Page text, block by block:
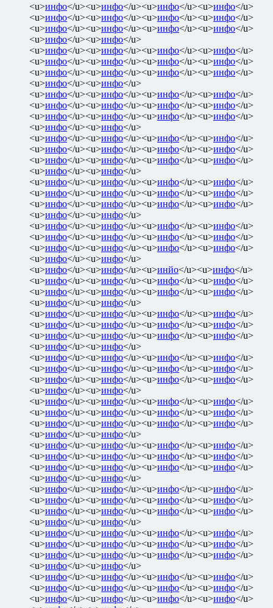
<u>инфо</u><u>инфо</u><u>инфо</u><u>инфо</u>
<u>инфо</u><u>инфо</u><u>инфо</u><u>инфо</u>
<u>инфо</u><u>инфо</u><u>инфо</u><u>инфо</u>
<u>инфо</u><u>инфо</u>
<u>инфо</u><u>инфо</u><u>инфо</u><u>инфо</u>
<u>инфо</u><u>инфо</u><u>инфо</u><u>инфо</u>
<u>инфо</u><u>инфо</u><u>инфо</u><u>инфо</u>
<u>инфо</u><u>инфо</u>
<u>инфо</u><u>инфо</u><u>инфо</u><u>инфо</u>
<u>инфо</u><u>инфо</u><u>инфо</u><u>инфо</u>
<u>инфо</u><u>инфо</u><u>инфо</u><u>инфо</u>
<u>инфо</u><u>инфо</u>
<u>инфо</u><u>инфо</u><u>инфо</u><u>инфо</u>
<u>инфо</u><u>инфо</u><u>инфо</u><u>инфо</u>
<u>инфо</u><u>инфо</u><u>инфо</u><u>инфо</u>
<u>инфо</u><u>инфо</u>
<u>инфо</u><u>инфо</u><u>инфо</u><u>инфо</u>
<u>инфо</u><u>инфо</u><u>инфо</u><u>инфо</u>
<u>инфо</u><u>инфо</u><u>инфо</u><u>инфо</u>
<u>инфо</u><u>инфо</u>
<u>инфо</u><u>инфо</u><u>инфо</u><u>инфо</u>
<u>инфо</u><u>инфо</u><u>инфо</u><u>инфо</u>
<u>инфо</u><u>инфо</u><u>инфо</u><u>инфо</u>
<u>инфо</u><u>инфо</u>
<u>инфо</u><u>инфо</u><u>инйо</u><u>инфо</u>
<u>инфо</u><u>инфо</u><u>инфо</u><u>инфо</u>
<u>инфо</u><u>инфо</u><u>инфо</u><u>инфо</u>
<u>инфо</u><u>инфо</u>
<u>инфо</u><u>инфо</u><u>инфо</u><u>инфо</u>
<u>инфо</u><u>инфо</u><u>инфо</u><u>инфо</u>
<u>инфо</u><u>инфо</u><u>инфо</u><u>инфо</u>
<u>инфо</u><u>инфо</u>
<u>инфо</u><u>инфо</u><u>инфо</u><u>инфо</u>
<u>инфо</u><u>инфо</u><u>инфо</u><u>инфо</u>
<u>инфо</u><u>инфо</u><u>инфо</u><u>инфо</u>
<u>инфо</u><u>инфо</u>
<u>инфо</u><u>инфо</u><u>инфо</u><u>инфо</u>
<u>инфо</u><u>инфо</u><u>инфо</u><u>инфо</u>
<u>инфо</u><u>инфо</u><u>инфо</u><u>инфо</u>
<u>инфо</u><u>инфо</u>
<u>инфо</u><u>инфо</u><u>инфо</u><u>инфо</u>
<u>инфо</u><u>инфо</u><u>инфо</u><u>инфо</u>
<u>инфо</u><u>инфо</u><u>инфо</u><u>инфо</u>
<u>инфо</u><u>инфо</u>
<u>инфо</u><u>инфо</u><u>инфо</u><u>инфо</u>
<u>инфо</u><u>инфо</u><u>инфо</u><u>инфо</u>
<u>инфо</u><u>инфо</u><u>инфо</u><u>инфо</u>
<u>инфо</u><u>инфо</u>
<u>инфо</u><u>инфо</u><u>инфо</u><u>инфо</u>
<u>инфо</u><u>инфо</u><u>инфо</u><u>инфо</u>
<u>инфо</u><u>инфо</u><u>инфо</u><u>инфо</u>
<u>инфо</u><u>инфо</u>
<u>инфо</u><u>инфо</u><u>инфо</u><u>инфо</u>
<u>инфо</u><u>инфо</u><u>инфо</u><u>инфо</u>
<u>инфо</u><u>инфо</u><u>инфо</u><u>инфо</u>